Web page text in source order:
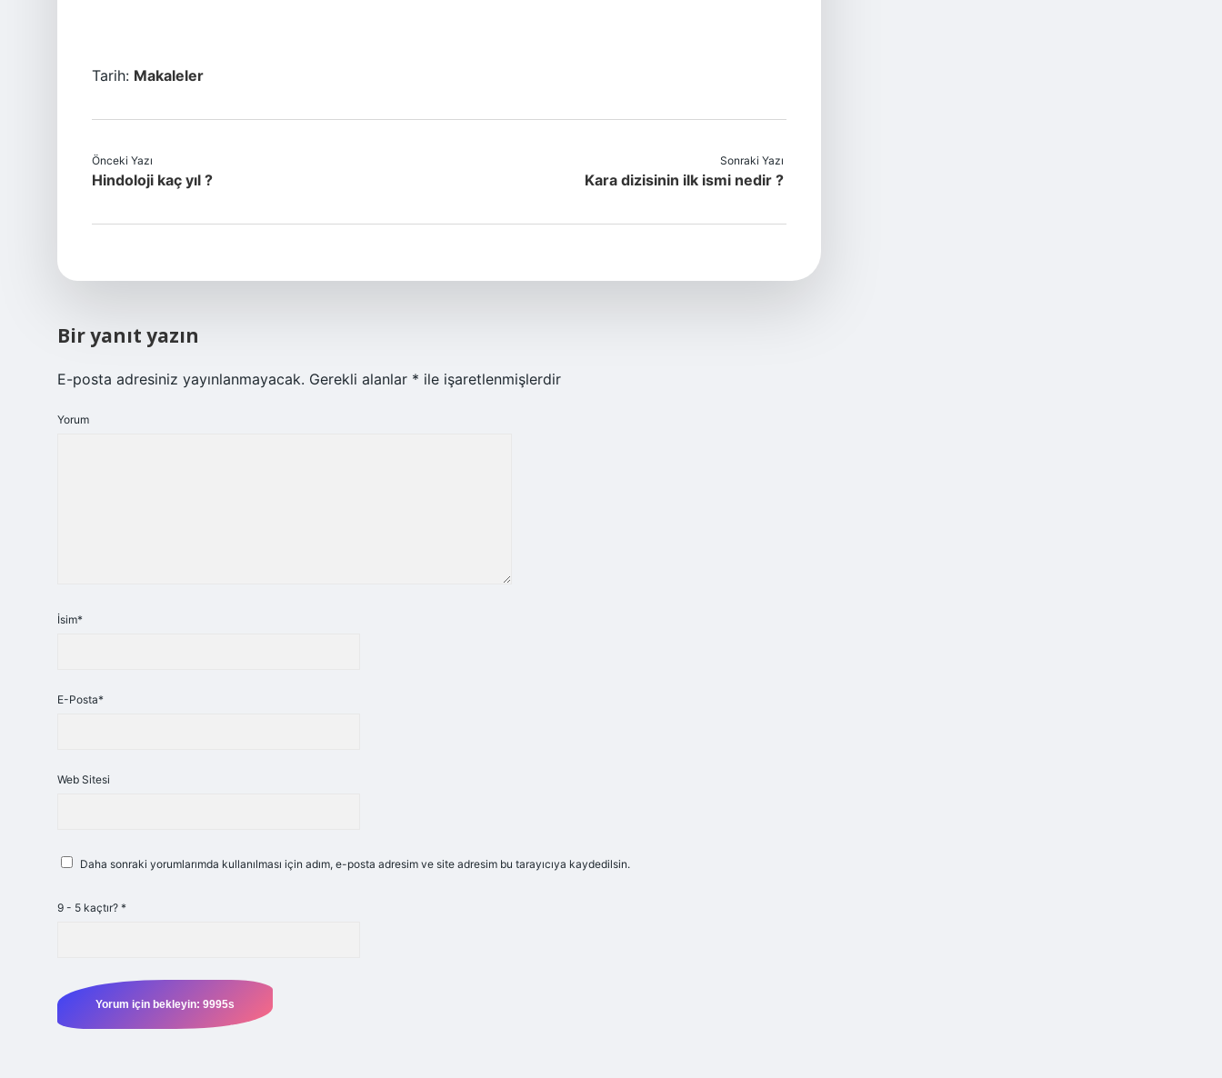
Tarih: Makaleler
Önceki Yazı
Hindoloji kaç yıl ?
Sonraki Yazı
Kara dizisinin ilk ismi nedir ?
Bir yanıt yazın
E-posta adresiniz yayınlanmayacak. Gerekli alanlar * ile işaretlenmişlerdir
Yorum
İsim*
E-Posta*
Web Sitesi
Daha sonraki yorumlarımda kullanılması için adım, e-posta adresim ve site adresim bu tarayıcıya kaydedilsin.
9 - 5 kaçtır? *